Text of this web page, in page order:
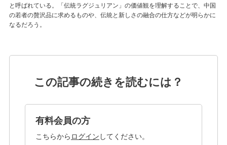
と呼ばれている。「伝統ラグジュリアン 」の価値観を理解することで、中国
の若者の贅沢品に求めるものや、伝統と新しさの融合の仕方などが明らかに
なるだろう。
この記事の続きを読むには？
有料会員の方
こちらから ログイン してください。